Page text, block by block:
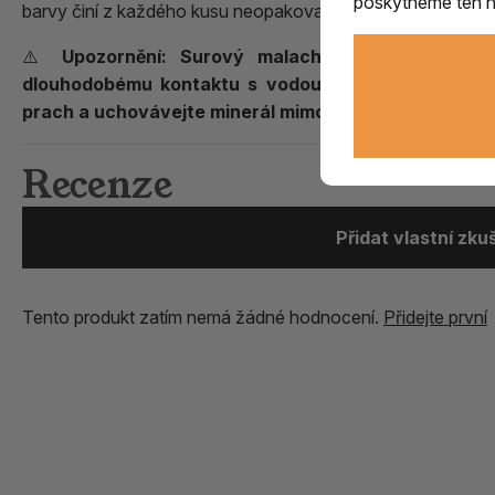
barvy činí z každého kusu neopakovatelný přírodní originál.
⚠️ Upozornění:Surový malachit obsahuje
dlouhodobému kontaktu s vodou. Po manipulaci
prach a uchovávejte minerál mimo dosah dětí a
Recenze
Přidat vlastní
Tento produkt zatím nemá žádné hodnocení. Přidejte první